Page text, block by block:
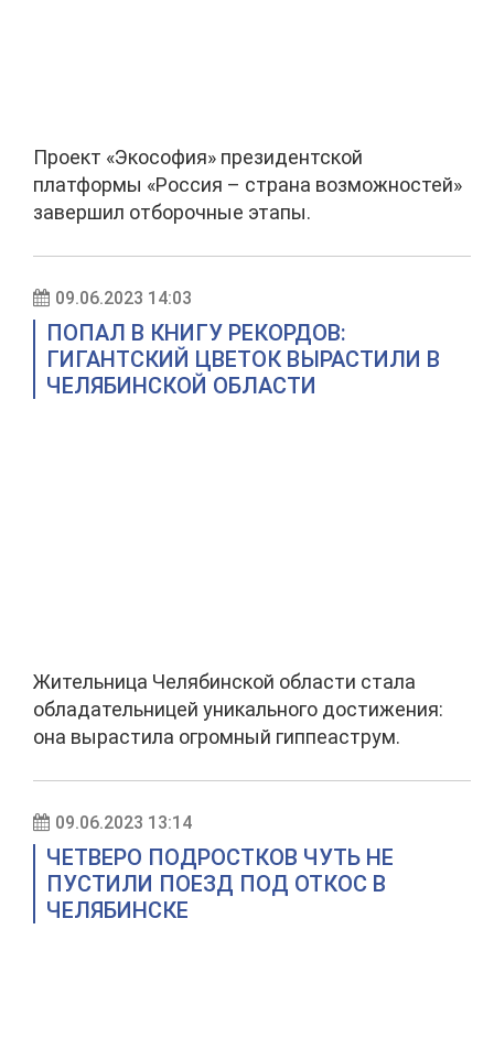
Проект «Экософия» президентской
платформы «Россия – страна возможностей»
завершил отборочные этапы.
09.06.2023 14:03
ПОПАЛ В КНИГУ РЕКОРДОВ:
ГИГАНТСКИЙ ЦВЕТОК ВЫРАСТИЛИ В
ЧЕЛЯБИНСКОЙ ОБЛАСТИ
Жительница Челябинской области стала
обладательницей уникального достижения:
она вырастила огромный гиппеаструм.
09.06.2023 13:14
ЧЕТВЕРО ПОДРОСТКОВ ЧУТЬ НЕ
ПУСТИЛИ ПОЕЗД ПОД ОТКОС В
ЧЕЛЯБИНСКЕ